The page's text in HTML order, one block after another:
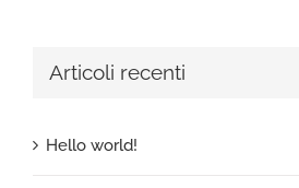
Articoli recenti
Hello world!